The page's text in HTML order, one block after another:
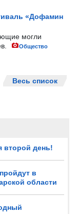
второй день!
в
области
«Дофамин
могли
Общество
Весь список